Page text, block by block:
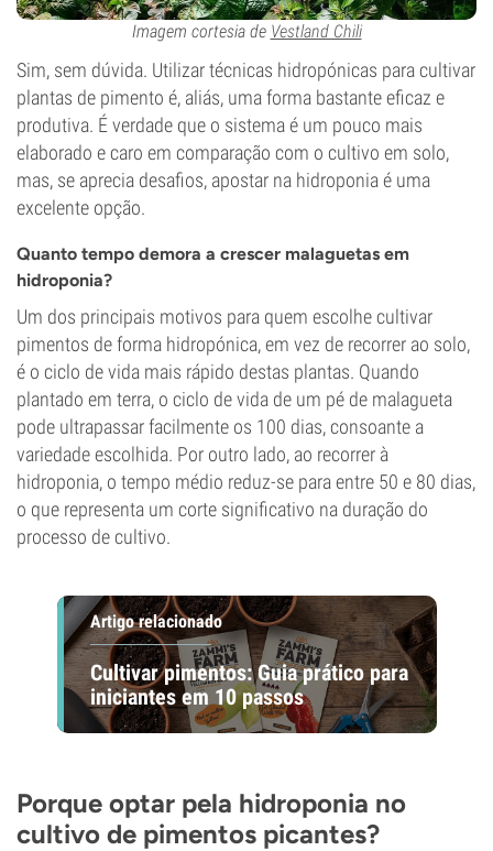
Imagem cortesia de Vestland Chili
Sim, sem dúvida. Utilizar técnicas hidropónicas para cultivar
plantas de pimento é, aliás, uma forma bastante eficaz e
produtiva. É verdade que o sistema é um pouco mais
elaborado e caro em comparação com o cultivo em solo,
mas, se aprecia desafios, apostar na hidroponia é uma
excelente opção.
Quanto tempo demora a crescer malaguetas em
hidroponia?
Um dos principais motivos para quem escolhe cultivar
pimentos de forma hidropónica, em vez de recorrer ao solo,
é o ciclo de vida mais rápido destas plantas. Quando
plantado em terra, o ciclo de vida de um pé de malagueta
pode ultrapassar facilmente os 100 dias, consoante a
variedade escolhida. Por outro lado, ao recorrer à
hidroponia, o tempo médio reduz-se para entre 50 e 80 dias,
o que representa um corte significativo na duração do
processo de cultivo.
Artigo relacionado
Cultivar pimentos: Guia prático para
iniciantes em 10 passos
Porque optar pela hidroponia no
cultivo de pimentos picantes?